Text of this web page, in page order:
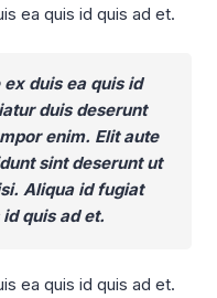
ea quis id quis ad et.
duis ea quis id
duis deserunt
enim. Elit aute
sint deserunt ut
Aliqua id fugiat
quis ad et.
ea quis id quis ad et.